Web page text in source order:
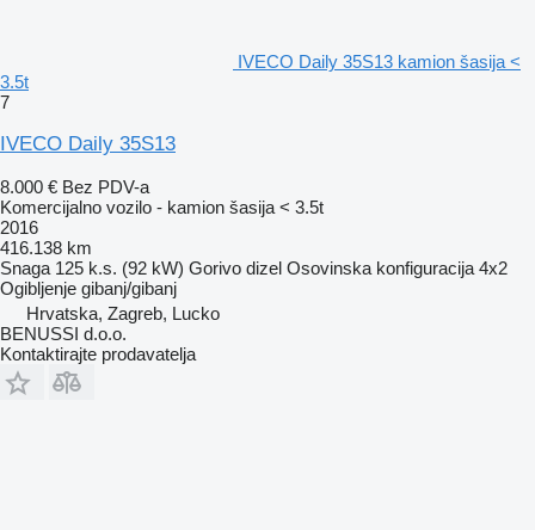
IVECO Daily 35S13 kamion šasija <
3.5t
7
IVECO Daily 35S13
8.000 € Bez PDV-a
Komercijalno vozilo - kamion šasija < 3.5t
2016
416.138 km
Snaga 125 k.s. (92 kW) Gorivo dizel Osovinska konfiguracija 4x2
Ogibljenje gibanj/gibanj
Hrvatska, Zagreb, Lucko
BENUSSI d.o.o.
Kontaktirajte prodavatelja